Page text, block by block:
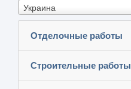
Украина
Отделочные работы
Строительные работы